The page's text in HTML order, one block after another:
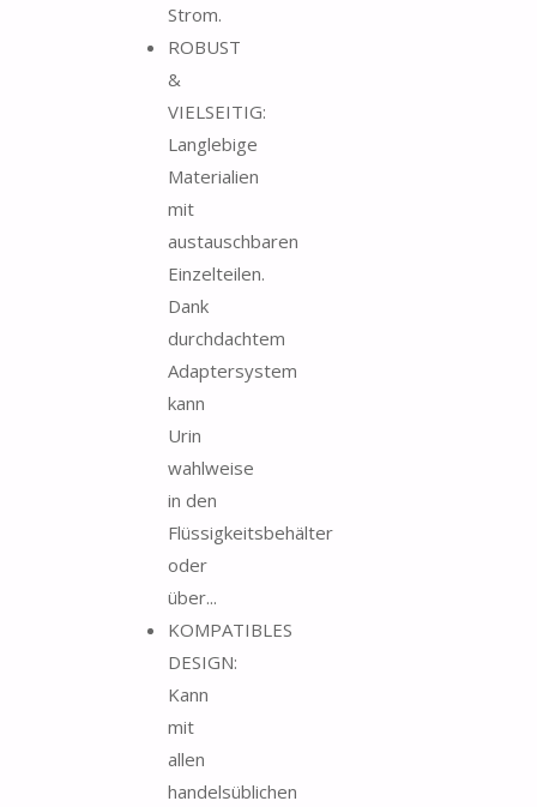
Strom.
ROBUST
&
VIELSEITIG:
Langlebige
Materialien
mit
austauschbaren
Einzelteilen.
Dank
durchdachtem
Adaptersystem
kann
Urin
wahlweise
in den
Flüssigkeitsbehälter
oder
über...
KOMPATIBLES
DESIGN:
Kann
mit
allen
handelsüblichen